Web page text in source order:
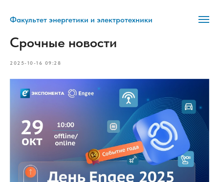
Факультет энергетики и электротехники
Срочные новости
2025-10-16 09:28